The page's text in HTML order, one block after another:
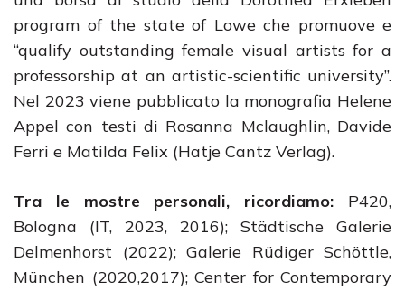
program of the state of Lowe che promuove e
“qualify outstanding female visual artists for a
professorship at an artistic-scientific university”.
Nel 2023 viene pubblicato la monografia Helene
Appel con testi di Rosanna Mclaughlin, Davide
Ferri e Matilda Felix (Hatje Cantz Verlag).
Tra le mostre personali, ricordiamo: P420,
Bologna (IT, 2023, 2016); Städtische Galerie
Delmenhorst (2022); Galerie Rüdiger Schöttle,
München (2020,2017); Center for Contemporary